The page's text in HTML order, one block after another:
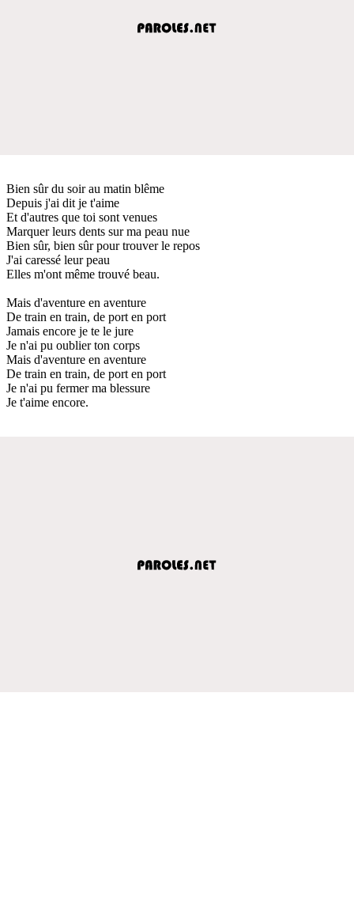
Bien sûr du soir au matin blême
Depuis j'ai dit je t'aime
Et d'autres que toi sont venues
Marquer leurs dents sur ma peau nue
Bien sûr, bien sûr pour trouver le repos
J'ai caressé leur peau
Elles m'ont même trouvé beau.
Mais d'aventure en aventure
De train en train, de port en port
Jamais encore je te le jure
Je n'ai pu oublier ton corps
Mais d'aventure en aventure
De train en train, de port en port
Je n'ai pu fermer ma blessure
Je t'aime encore.